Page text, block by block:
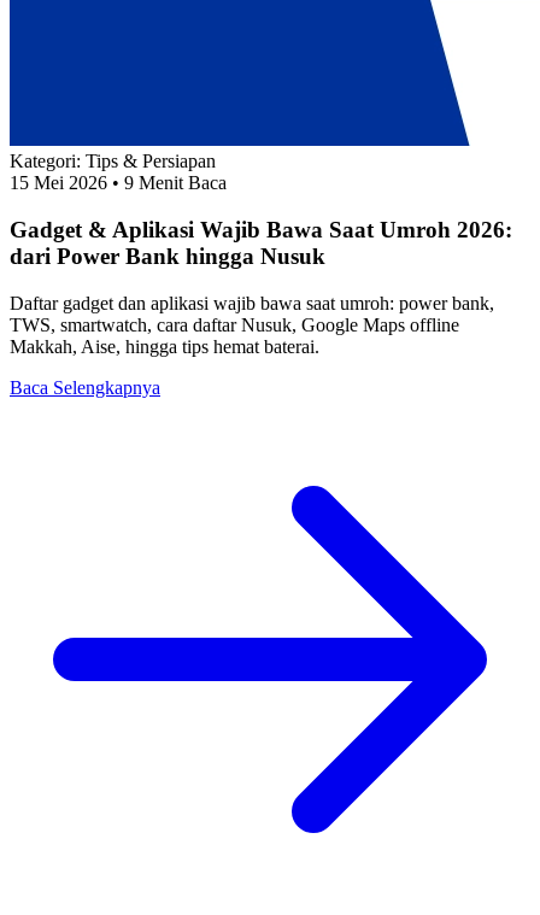
Kategori: Tips & Persiapan
15 Mei 2026 • 9 Menit Baca
Gadget & Aplikasi Wajib Bawa Saat Umroh 2026:
dari Power Bank hingga Nusuk
Daftar gadget dan aplikasi wajib bawa saat umroh: power bank,
TWS, smartwatch, cara daftar Nusuk, Google Maps offline
Makkah, Aise, hingga tips hemat baterai.
Baca Selengkapnya